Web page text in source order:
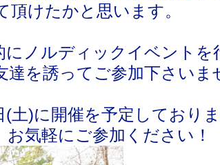
けたかと思います。
にノルディックイベント
達を誘ってご参加下さいま
土)に開催を予定しており
気軽にご参加ください！